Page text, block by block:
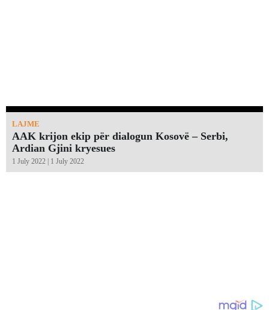
LAJME
AAK krijon ekip për dialogun Kosovë – Serbi,
Ardian Gjini kryesues
1 July 2022 | 1 July 2022